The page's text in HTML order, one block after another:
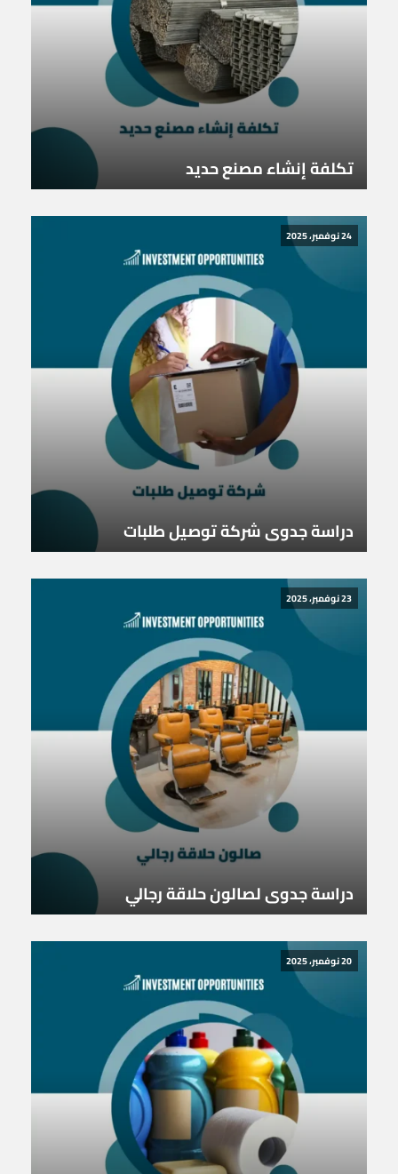
تكلفة إنشاء مصنع حديد
24 نوفمبر، 2025
دراسة جدوى شركة توصيل طلبات
23 نوفمبر، 2025
دراسة جدوى لصالون حلاقة رجالي
20 نوفمبر، 2025